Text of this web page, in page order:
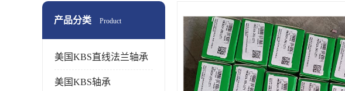
产品分类 Product
美国KBS直线法兰轴承
美国KBS轴承